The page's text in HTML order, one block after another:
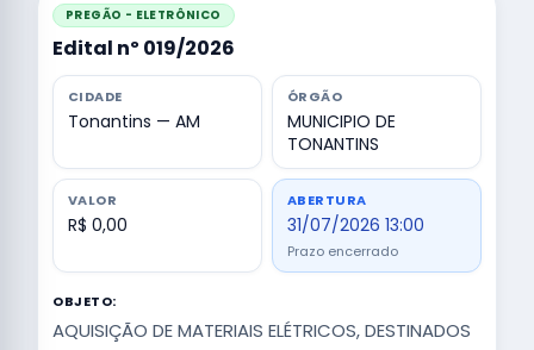
PREGÃO - ELETRÔNICO
Edital nº 019/2026
CIDADE
Tonantins — AM
ÓRGÃO
MUNICIPIO DE
TONANTINS
VALOR
R$ 0,00
ABERTURA
31/07/2026 13:00
Prazo encerrado
OBJETO:
AQUISIÇÃO DE MATERIAIS ELÉTRICOS, DESTINADOS